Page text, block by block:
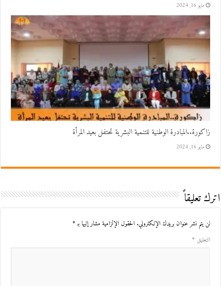
مايو 16, 2024
زاكورة..المبادرة الوطنية للتنمية البشرية تحتفل بعيد المرأة
مايو 16, 2024
اترك تعليقاً
لن يتم نشر عنوان بريدك الإلكتروني. الحقول الإلزامية مشار إليها بـ*
التعليق *